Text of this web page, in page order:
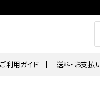
ご利用ガイド 送料・お支払